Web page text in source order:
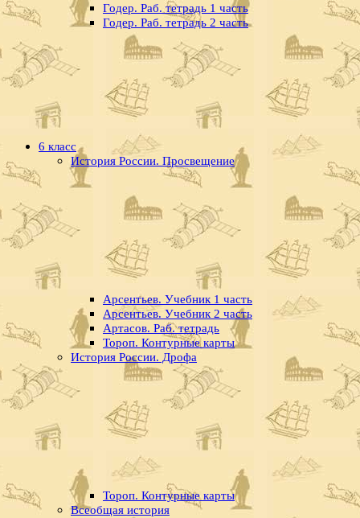
Годер. Раб. тетрадь 1 часть
Годер. Раб. тетрадь 2 часть
6 класс
История России. Просвещение
Арсентьев. Учебник 1 часть
Арсентьев. Учебник 2 часть
Артасов. Раб. тетрадь
Тороп. Контурные карты
История России. Дрофа
Тороп. Контурные карты
Всеобщая история